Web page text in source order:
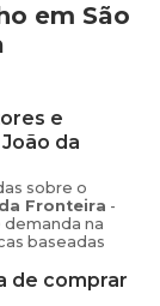
em São
e
da
sobre o
Fronteira -
na
baseadas
de comprar